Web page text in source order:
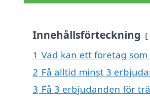
Innehållsförteckning
1 Vad kan ett företag
2 Få alltid minst 3
3 Få 3 erbjudanden för